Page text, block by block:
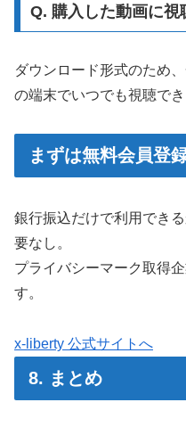
Q. 購入した動画に視
ダウンロード形式のため
の端末でいつでも視聴でき
まずは無料会員登
銀行振込だけで利用でき
要なし。
プライバシーマーク取得
す。
x-liberty 公式サイトへ
8. まとめ